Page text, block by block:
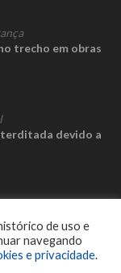
trecho em obras
devido a
de uso e
navegando
e privacidade.